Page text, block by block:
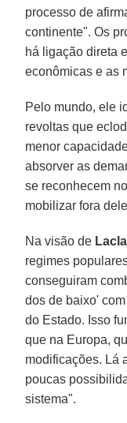
processo de
continente". Os
há ligação direta
econômicas e as
Pelo mundo, ele
revoltas que
menor
absorver as
se reconhecem
mobilizar fora
Na visão de
regimes
conseguiram
dos de baixo'
do Estado. Isso
que na Europa,
modificações. Lá
poucas
sistema".